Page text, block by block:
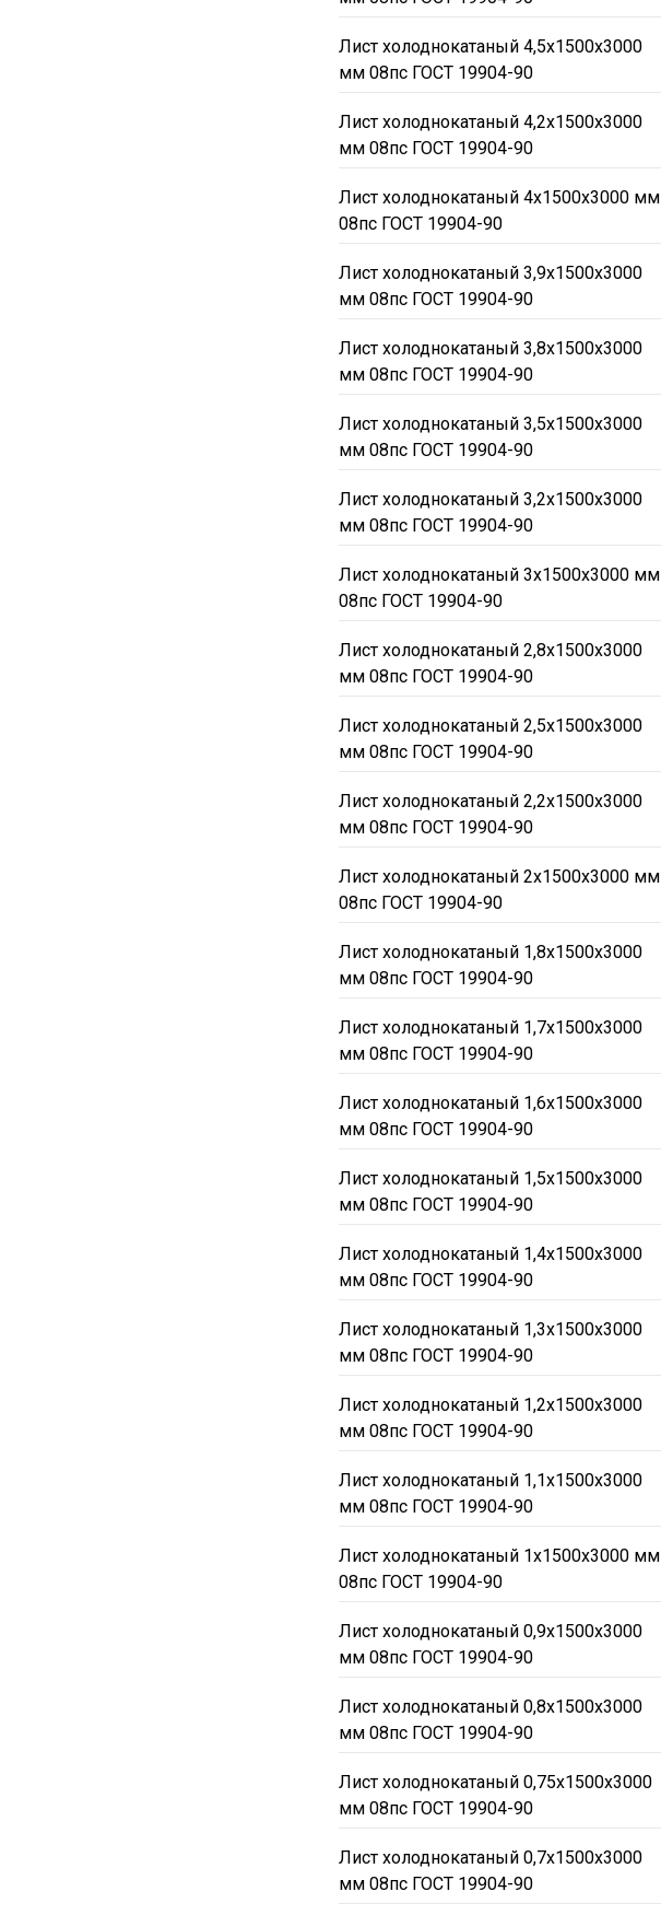
Лист холоднокатаный 4,5х1500х3000
мм 08пс ГОСТ 19904-90
Лист холоднокатаный 4,2х1500х3000
мм 08пс ГОСТ 19904-90
Лист холоднокатаный 4х1500х3000 мм
08пс ГОСТ 19904-90
Лист холоднокатаный 3,9х1500х3000
мм 08пс ГОСТ 19904-90
Лист холоднокатаный 3,8х1500х3000
мм 08пс ГОСТ 19904-90
Лист холоднокатаный 3,5х1500х3000
мм 08пс ГОСТ 19904-90
Лист холоднокатаный 3,2х1500х3000
мм 08пс ГОСТ 19904-90
Лист холоднокатаный 3х1500х3000 мм
08пс ГОСТ 19904-90
Лист холоднокатаный 2,8х1500х3000
мм 08пс ГОСТ 19904-90
Лист холоднокатаный 2,5х1500х3000
мм 08пс ГОСТ 19904-90
Лист холоднокатаный 2,2х1500х3000
мм 08пс ГОСТ 19904-90
Лист холоднокатаный 2х1500х3000 мм
08пс ГОСТ 19904-90
Лист холоднокатаный 1,8х1500х3000
мм 08пс ГОСТ 19904-90
Лист холоднокатаный 1,7х1500х3000
мм 08пс ГОСТ 19904-90
Лист холоднокатаный 1,6х1500х3000
мм 08пс ГОСТ 19904-90
Лист холоднокатаный 1,5х1500х3000
мм 08пс ГОСТ 19904-90
Лист холоднокатаный 1,4х1500х3000
мм 08пс ГОСТ 19904-90
Лист холоднокатаный 1,3х1500х3000
мм 08пс ГОСТ 19904-90
Лист холоднокатаный 1,2х1500х3000
мм 08пс ГОСТ 19904-90
Лист холоднокатаный 1,1х1500х3000
мм 08пс ГОСТ 19904-90
Лист холоднокатаный 1х1500х3000 мм
08пс ГОСТ 19904-90
Лист холоднокатаный 0,9х1500х3000
мм 08пс ГОСТ 19904-90
Лист холоднокатаный 0,8х1500х3000
мм 08пс ГОСТ 19904-90
Лист холоднокатаный 0,75х1500х3000
мм 08пс ГОСТ 19904-90
Лист холоднокатаный 0,7х1500х3000
мм 08пс ГОСТ 19904-90